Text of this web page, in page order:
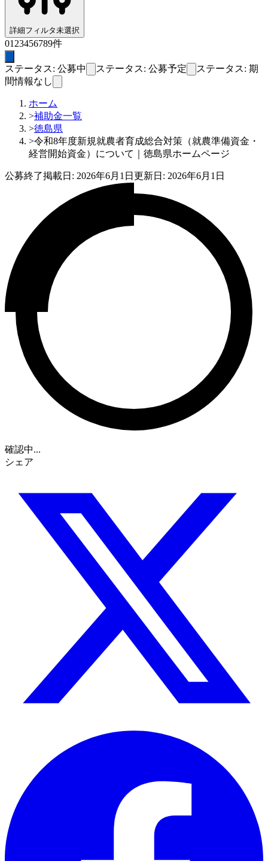
詳細フィルタ未選択
01 23456789件
ステータス: 公募中 ステータス: 公募予定
ステータス: 期
間情報なし
ホーム
>補助金一覧
>徳島県
>令和8年度新規就農者育成総合対策（就農準備資金・
経営開始資金）について｜徳島県ホームページ
公募終了掲載日: 2026年6月1日 更新日: 2026年6月1日
確認中...
シェア